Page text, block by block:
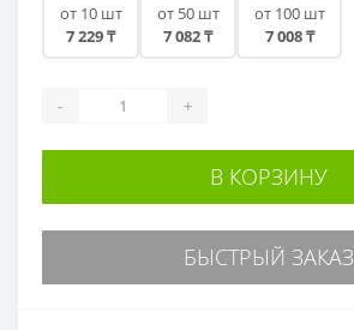
от 10 шт
7 229 ₸
от 50 шт
7 082 ₸
от 100 шт
7 008 ₸
- +
В КОРЗИНУ
БЫСТРЫЙ ЗАКАЗ